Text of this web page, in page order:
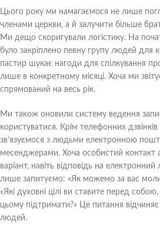
Цього року ми намагаємося не лише
членами церкви, а й залучити більше
Ми дещо скоригували логістику. На
було закріплено певну групу людей для
пастир шукає нагоди для спілкування
лише в конкретному місяці. Хоча ми
спрямований на весь рік.
Ми також оновили систему ведення
користуватися. Крім телефонних
зв’язуємося з людьми електронною
месенджерами. Хоча особистий контакт
варіант, навіть відповідь на
лише запитуємо: «Як можемо за вас
«Які духовні цілі ви ставите перед
цьому підтримати?» Це питання
людей.